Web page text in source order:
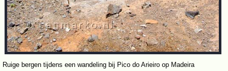
Ruige bergen tijdens een wandeling bij Pico do Arieiro op Madeira